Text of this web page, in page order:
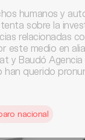
humanos y
sobre la
relacionadas
este medio en
y Baudó Agencia
han querido
nacional